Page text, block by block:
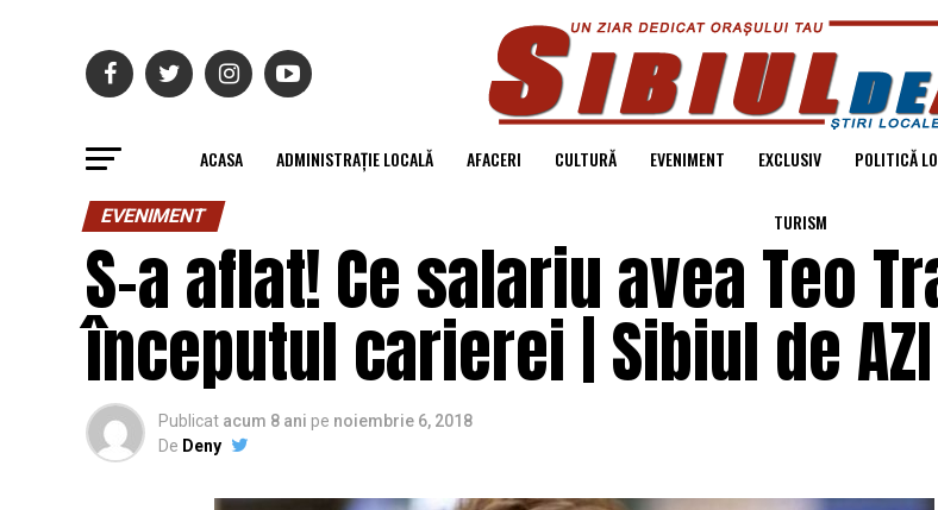
ACASA ADMINISTRAȚIE LOCALĂ AFACERI CULTURĂ EVENIMENT EXCLUSIV POLITICĂ
TURISM
EVENIMENT
S-a aflat! Ce salariu avea Teo
începutul carierei | Sibiul de AZI
Publicat acum 8 ani pe noiembrie 6, 2018
De Deny